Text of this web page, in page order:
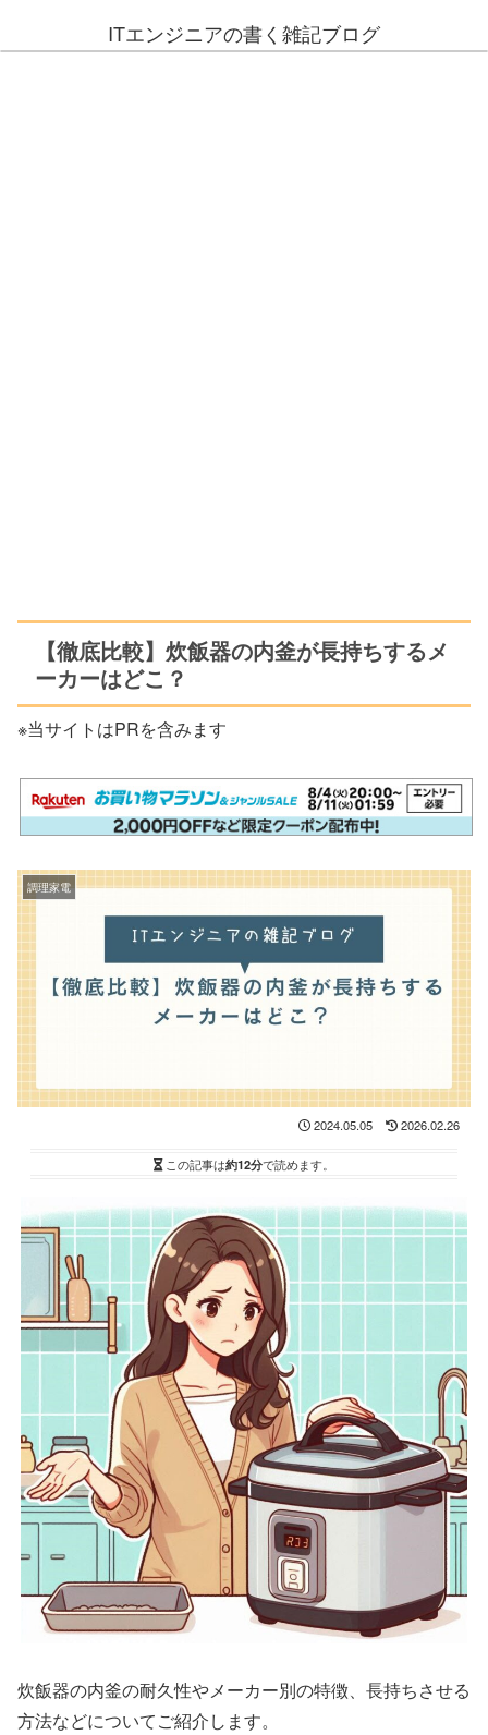
ITエンジニアの書く雑記ブログ
【徹底比較】炊飯器の内釜が長持ちするメ
ーカーはどこ？
※当サイトはPRを含みます
調理家電
2024.05.05 2026.02.26
この記事は約12分で読めます。
炊飯器の内釜の耐久性やメーカー別の特徴、長持ちさせる
方法などについてご紹介します。